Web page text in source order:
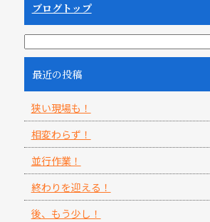
ブログトップ
最近の投稿
狭い現場も！
相変わらず！
並行作業！
終わりを迎える！
後、もう少し！